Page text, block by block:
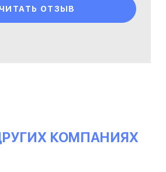
ЧИТАТЬ ОТЗЫВ
КОМПАНИЯХ